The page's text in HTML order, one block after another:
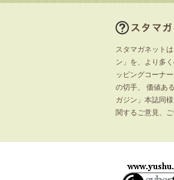
スタマガネット
ン」を、より多
ッピングコーナ
の切手、 価値あ
ガジン」本誌同
関するご意見、